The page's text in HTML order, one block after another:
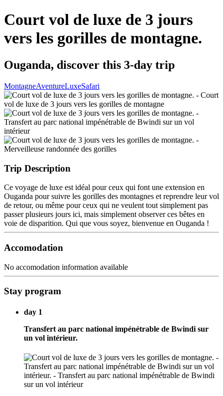
Court vol de luxe de 3 jours
vers les gorilles de montagne.
Ouganda, discover this 3-day trip
MontagneAventureLuxeSafari
Trip Description
Ce voyage de luxe est idéal pour ceux qui font une extension en
Ouganda pour suivre les gorilles des montagnes et reprendre leur vol
de retour, ou même pour ceux qui ne veulent tout simplement pas
passer plusieurs jours ici, mais simplement observer ces bêtes en
voie de disparition. Qui que vous soyez, bienvenue en Ouganda !
Accomodation
No accomodation information available
Stay program
day 1
Transfert au parc national impénétrable de Bwindi sur
un vol intérieur.